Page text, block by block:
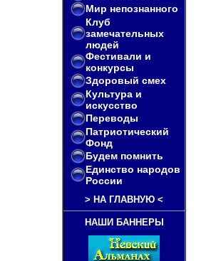
Мир непознанного
Клуб
замечательных
людей
Фестивали и
конкурсы
Здоровый смех
Культура и
искусство
Переводы
Патриотический
Фонд
Будем помнить
Единство народов
России
> НА ГЛАВНУЮ <
НАШИ БАННЕРЫ